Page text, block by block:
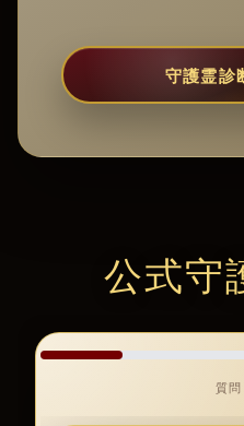
守護霊診
公式守
質